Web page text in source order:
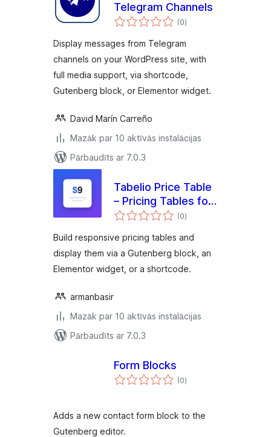
Telegram Channels
(0vērtējumu
kopsumma
)
Display messages from Telegram
channels on your WordPress site, with
full media support, via shortcode,
Gutenberg block, or Elementor widget.
David Marín Carreño
Mazāk par 10 aktīvās instalācijas
Pārbaudīts ar 7.0.3
Tabelio Price Table
– Pricing Tables for
Block Editor & Page
(0vērtējumu
kopsumma
)
Build responsive pricing tables and
display them via a Gutenberg block, an
Elementor widget, or a shortcode.
armanbasir
Mazāk par 10 aktīvās instalācijas
Pārbaudīts ar 7.0.3
Form Blocks
(0vērtējumu
kopsumma
)
Adds a new contact form block to the
Gutenberg editor.